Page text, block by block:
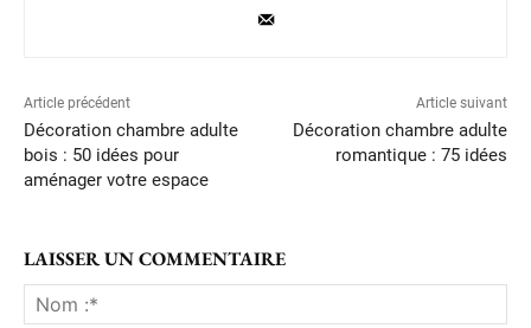
Article précédent
Décoration chambre adulte
bois : 50 idées pour
aménager votre espace
Article suivant
Décoration chambre adulte
romantique : 75 idées
LAISSER UN COMMENTAIRE
:*